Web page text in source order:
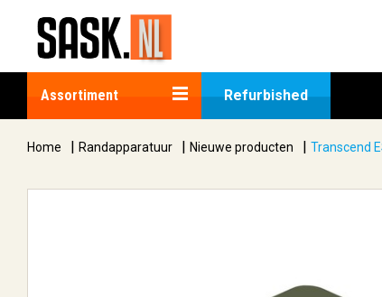
Assortiment Refurbished
Home | Randapparatuur | Nieuwe producten | Transcend